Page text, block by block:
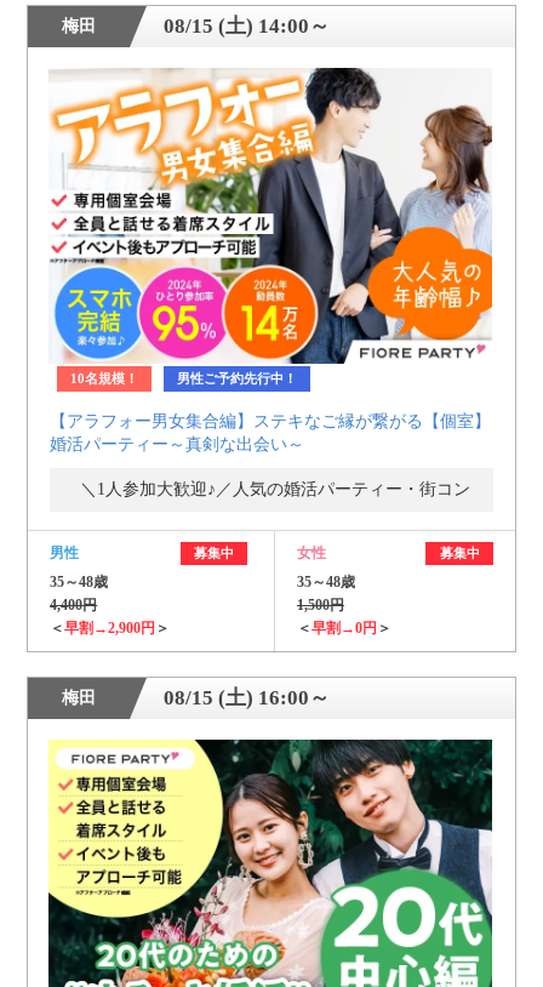
梅田 08/15 (土) 14:00～
10名規模！ 男性ご予約先行中！
【アラフォー男女集合編】ステキなご縁が繋がる【個室】
婚活パーティー～真剣な出会い～
＼1人参加大歓迎♪／人気の婚活パーティー・街コン
男性 募集中
35～48歳
4,400円
＜早割→2,900円 ＞
女性 募集中
35～48歳
1,500円
＜早割→0円 ＞
梅田 08/15 (土) 16:00～